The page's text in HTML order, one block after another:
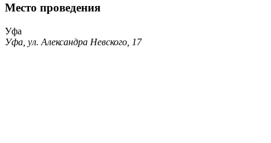
Место проведения
Уфа
Уфа, ул. Александра Невского, 17